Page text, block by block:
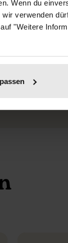
Wenn du
verwenden
"Weitere
und
female